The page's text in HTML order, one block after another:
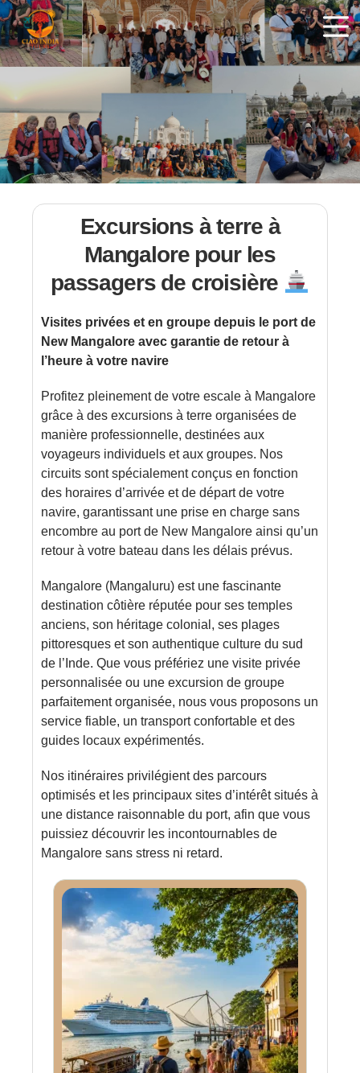
ciaoindiatours
Excursions à terre à
Mangalore pour les
passagers de croisière
Visites privées et en groupe depuis le port de
New Mangalore avec garantie de retour à
l’heure à votre navire
Profitez pleinement de votre escale à Mangalore
grâce à des excursions à terre organisées de
manière professionnelle, destinées aux
voyageurs individuels et aux groupes. Nos
circuits sont spécialement conçus en fonction
des horaires d’arrivée et de départ de votre
navire, garantissant une prise en charge sans
encombre au port de New Mangalore ainsi qu’un
retour à votre bateau dans les délais prévus.
Mangalore (Mangaluru) est une fascinante
destination côtière réputée pour ses temples
anciens, son héritage colonial, ses plages
pittoresques et son authentique culture du sud
de l’Inde. Que vous préfériez une visite privée
personnalisée ou une excursion de groupe
parfaitement organisée, nous vous proposons un
service fiable, un transport confortable et des
guides locaux expérimentés.
Nos itinéraires privilégient des parcours
optimisés et les principaux sites d’intérêt situés à
une distance raisonnable du port, afin que vous
puissiez découvrir les incontournables de
Mangalore sans stress ni retard.